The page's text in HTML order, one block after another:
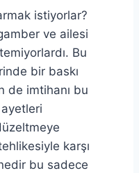
istiyorlar?
ve ailesi
Bu
bir baskı
de imtihanı bu
karşı
bu sadece